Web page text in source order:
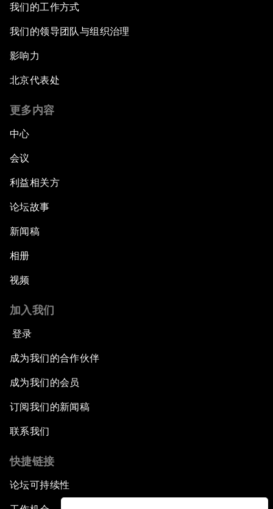
我们的工作方式
我们的领导团队与组织治理
影响力
北京代表处
更多内容
中心
会议
利益相关方
论坛故事
新闻稿
相册
视频
加入我们
登录
成为我们的合作伙伴
成为我们的会员
订阅我们的新闻稿
联系我们
快捷链接
论坛可持续性